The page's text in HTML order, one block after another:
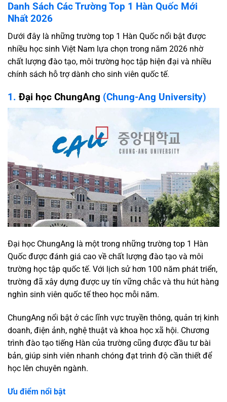
Danh Sách Các Trường Top 1 Hàn Quốc Mới
Nhất 2026
Dưới đây là những trường top 1 Hàn Quốc nổi bật được
nhiều học sinh Việt Nam lựa chọn trong năm 2026 nhờ
chất lượng đào tạo, môi trường học tập hiện đại và nhiều
chính sách hỗ trợ dành cho sinh viên quốc tế.
1. Đại học ChungAng (Chung-Ang University)
Đại học ChungAng là một trong những trường top 1 Hàn
Quốc được đánh giá cao về chất lượng đào tạo và môi
trường học tập quốc tế. Với lịch sử hơn 100 năm phát triển,
trường đã xây dựng được uy tín vững chắc và thu hút hàng
nghìn sinh viên quốc tế theo học mỗi năm.
ChungAng nổi bật ở các lĩnh vực truyền thông, quản trị kinh
doanh, điện ảnh, nghệ thuật và khoa học xã hội. Chương
trình đào tạo tiếng Hàn của trường cũng được đầu tư bài
bản, giúp sinh viên nhanh chóng đạt trình độ cần thiết để
học lên chuyên ngành.
Ưu điểm nổi bật